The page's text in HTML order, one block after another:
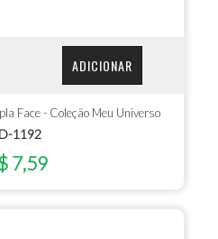
ADICIONAR
Face - Coleção Meu Universo
1192
7,59